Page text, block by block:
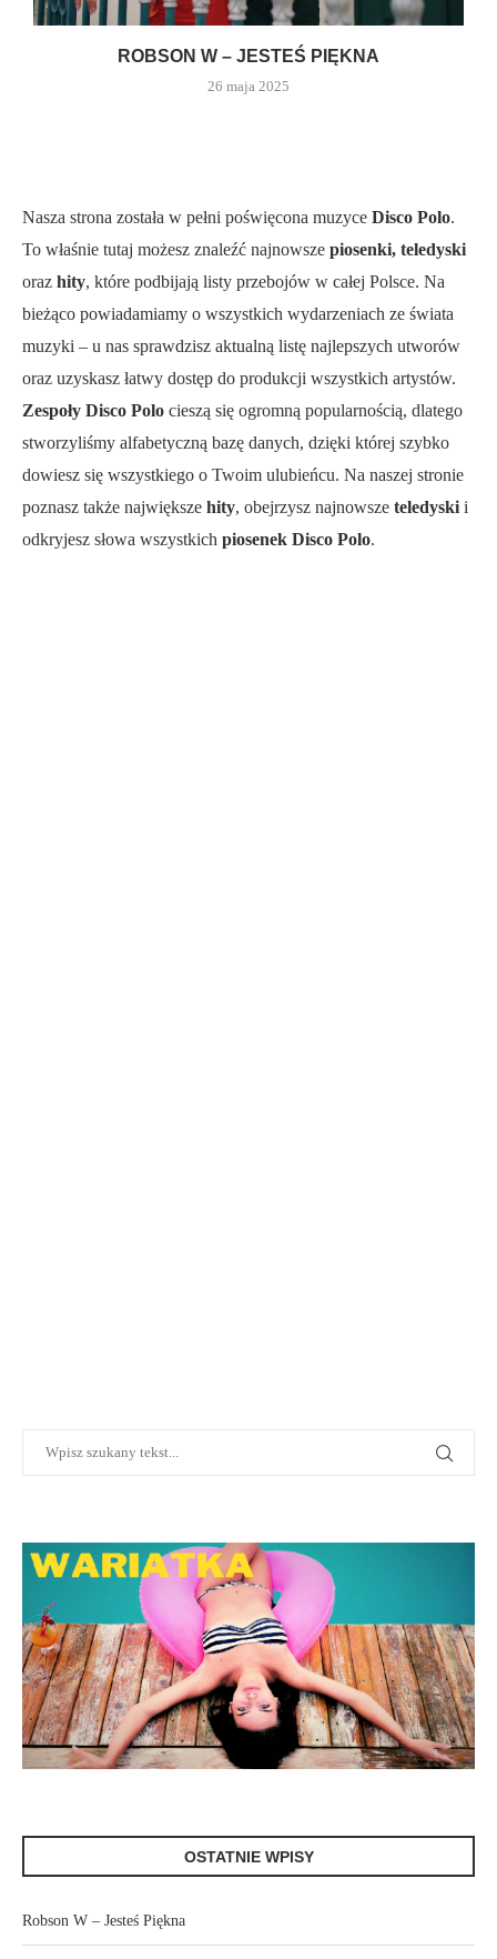
ROBSON W – JESTEŚ PIĘKNA
26 maja 2025
Nasza strona została w pełni poświęcona muzyce Disco Polo.
To właśnie tutaj możesz znaleźć najnowsze piosenki, teledyski
oraz hity, które podbijają listy przebojów w całej Polsce. Na
bieżąco powiadamiamy o wszystkich wydarzeniach ze świata
muzyki – u nas sprawdzisz aktualną listę najlepszych utworów
oraz uzyskasz łatwy dostęp do produkcji wszystkich artystów.
Zespoły Disco Polo cieszą się ogromną popularnością, dlatego
stworzyliśmy alfabetyczną bazę danych, dzięki której szybko
dowiesz się wszystkiego o Twoim ulubieńcu. Na naszej stronie
poznasz także największe hity, obejrzysz najnowsze teledyski i
odkryjesz słowa wszystkich piosenek Disco Polo.
OSTATNIE WPISY
Robson W – Jesteś Piękna